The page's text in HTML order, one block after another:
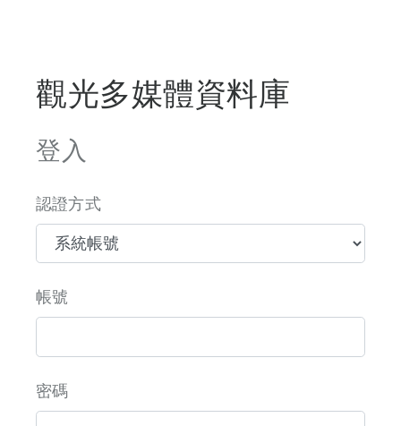
觀光多媒體資料庫
登入
認證方式
帳號
密碼